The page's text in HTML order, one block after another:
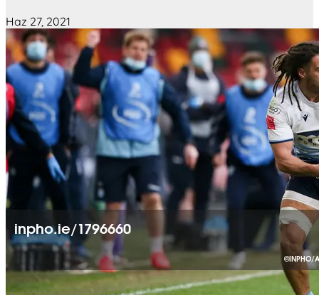
Haz 27, 2021